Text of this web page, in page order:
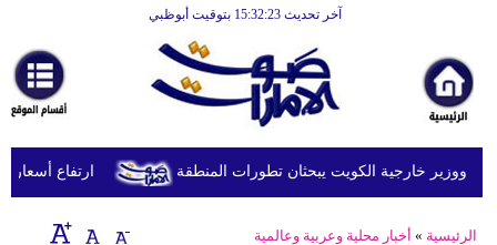
آخر تحديث 15:32:23 بتوقيت أبوظبي
أخبارعاجلة
رياضة
ثقافة
إقتصاد
ارتفاع أسعار النفط ووزير خارجية الكويت يبحثان تطورات المنطقة
الرئيسية » أخبار محلية وعربية وعالمية